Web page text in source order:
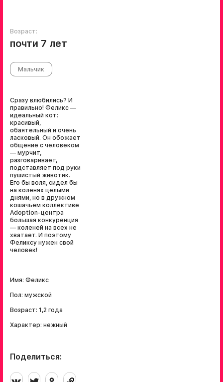
Возраст:
почти 7 лет
Мальчик
Сразу влюбились? И
правильно! Феликс —
идеальный кот:
красивый,
обаятельный и очень
ласковый. Он обожает
общение с человеком
— мурчит,
разговаривает,
подставляет под руки
пушистый животик.
Его бы воля, сидел бы
на коленях целыми
днями, но в дружном
кошачьем коллективе
Adoption-центра
большая конкуренция
— коленей на всех не
хватает. И поэтому
Феликсу нужен свой
человек!
Имя: Феликс
Пол: мужской
Возраст: 1,2 года
Характер: нежный
Поделиться: